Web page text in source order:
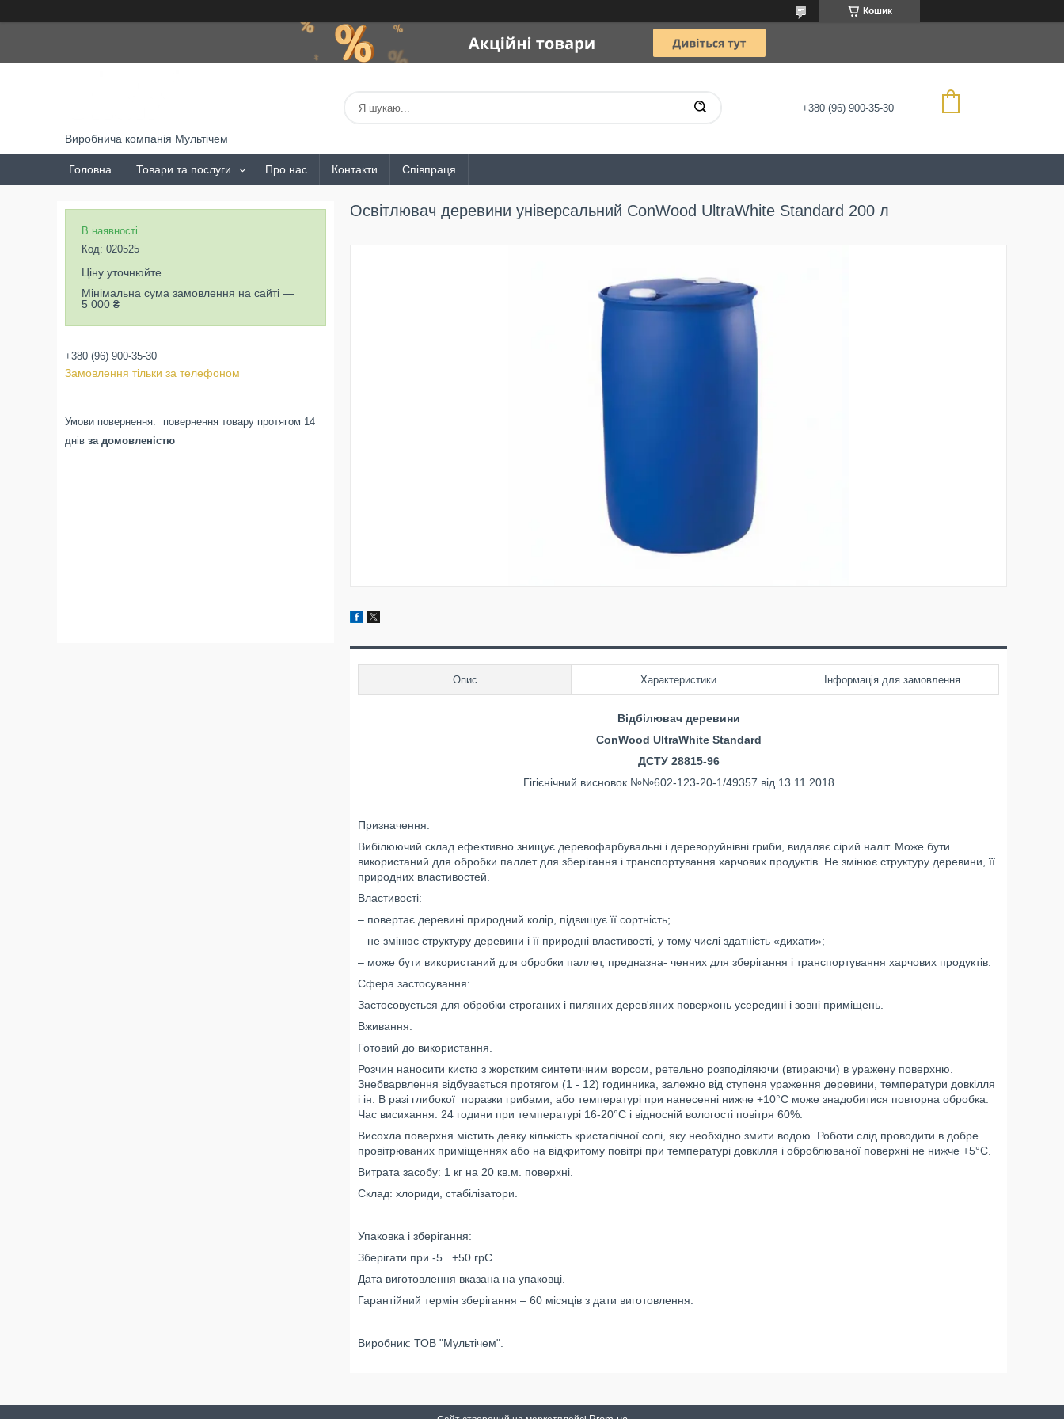
Кошик
Виробнича компанія Мультічем
+380 (96) 900-35-30
Головна Товари та послуги Про нас Контакти Співпраця
Освітлювач деревини універсальний ConWood UltraWhite Standard 200 л
Опис Характеристики Інформація для замовлення
Відбілювач деревини
ConWood UltraWhite Standard
ДСТУ 28815-96
Гігієнічний висновок №№602-123-20-1/49357 від 13.11.2018
Призначення:
Вибілюючий склад ефективно знищує деревофарбувальні і дереворуйнівні гриби, видаляє сірий наліт. Може бути
використаний для обробки паллет для зберігання і транспортування харчових продуктів. Не змінює структуру деревини, її
природних властивостей.
Властивості:
– повертає деревині природний колір, підвищує її сортність;
– не змінює структуру деревини і її природні властивості, у тому числі здатність «дихати»;
– може бути використаний для обробки паллет, предназна- ченних для зберігання і транспортування харчових продуктів.
Сфера застосування:
Застосовується для обробки строганих і пиляних дерев'яних поверхонь усередині і зовні приміщень.
Вживання:
Готовий до використання.
Розчин наносити кистю з жорстким синтетичним ворсом, ретельно розподіляючи (втираючи) в уражену поверхню.
Знебварвлення відбувається протягом (1 - 12) годинника, залежно від ступеня ураження деревини, температури довкілля
і ін. В разі глибокої поразки грибами, або температурі при нанесенні нижче +10°С може знадобитися повторна обробка.
Час висихання: 24 години при температурі 16-20°С і відносній вологості повітря 60%.
Висохла поверхня містить деяку кількість кристалічної солі, яку необхідно змити водою. Роботи слід проводити в добре
провітрюваних приміщеннях або на відкритому повітрі при температурі довкілля і оброблюваної поверхні не нижче +5°С.
Витрата засобу: 1 кг на 20 кв.м. поверхні.
Склад: хлориди, стабілізатори.
Упаковка і зберігання:
Зберігати при -5...+50 грС
Дата виготовлення вказана на упаковці.
Гарантійний термін зберігання – 60 місяців з дати виготовлення.
Виробник: ТОВ "Мультічем".
В наявності
Код: 020525
Ціну уточнюйте
Мінімальна сума замовлення на сайті —
5 000 ₴
+380 (96) 900-35-30
Замовлення тільки за телефоном
повернення товару протягом 14
днів за домовленістю